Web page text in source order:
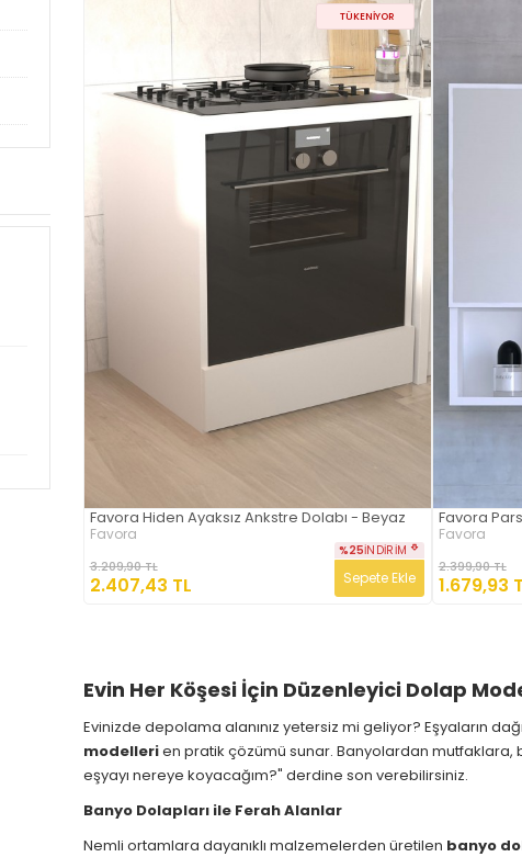
TÜKENIYOR
Favora Hiden Ayaksız Ankstre Dolabı - Beyaz
Favora
3.209,90 TL
2.407,43 TL
%25İNDIRIM
Sepete Ekle
Favora
Favora
2.399,90 TL
1.679,93
Evin Her Köşesi İçin Düzenleyici Dolap
Evinizde depolama alanınız yetersiz mi geliyor? Eşyaların
modellerien pratik çözümü sunar. Banyolardan
eşyayı nereye koyacağım?" derdine son verebilirsiniz.
Banyo Dolapları ile Ferah Alanlar
Nemli ortamlara dayanıklı malzemelerden üretilen banyo